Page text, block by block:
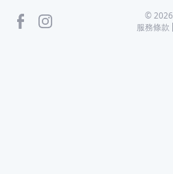
facebook ©2026
服務條款